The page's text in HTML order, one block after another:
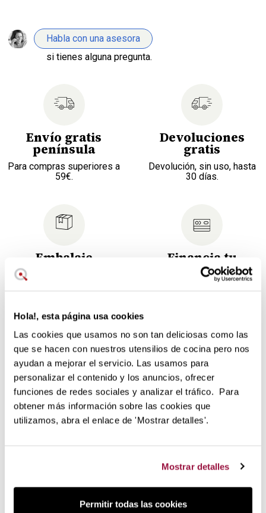
Hola!, esta página usa cookies
Las cookies que usamos no son tan deliciosas como las
que se hacen con nuestros utensilios de cocina pero nos
ayudan a mejorar el servicio. Las usamos para
personalizar el contenido y los anuncios, ofrecer
funciones de redes sociales y analizar el tráfico. Para
obtener más información sobre las cookies que
utilizamos, abra el enlace de 'Mostrar detalles'.
Mostrar detalles
Permitir todas las cookies
Habla con una asesora
si tienes alguna pregunta.
Envío gratis
península
Para compras superiores a
59€.
Devoluciones
gratis
Devolución, sin uso, hasta
30 días.
Embalaje Financia tu
compra
Aumenta la capacidad de amasar de
tu robot
Duplica la capacidad de amasar del robot Cook Expert con
esta cuchilla XL.
Con la cuchilla XL puedes realizar masas hasta 1,6 kg
de pan, 1,2 kg de brioche